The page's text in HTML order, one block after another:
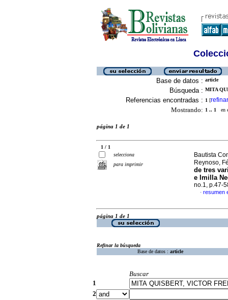
Base de datos : article
Búsqueda : MITA
Referencias encontradas : 1 [refinar
Mostrando: 1 .. 1 en
página 1 de 1
1 / 1
selecciona
para imprimir
Bautista
Reynoso,
de tres
e Imilla
no.1, p.47-
· resumen
página 1 de 1
Refinar la búsqueda
Base de datos : article
Buscar
1
2